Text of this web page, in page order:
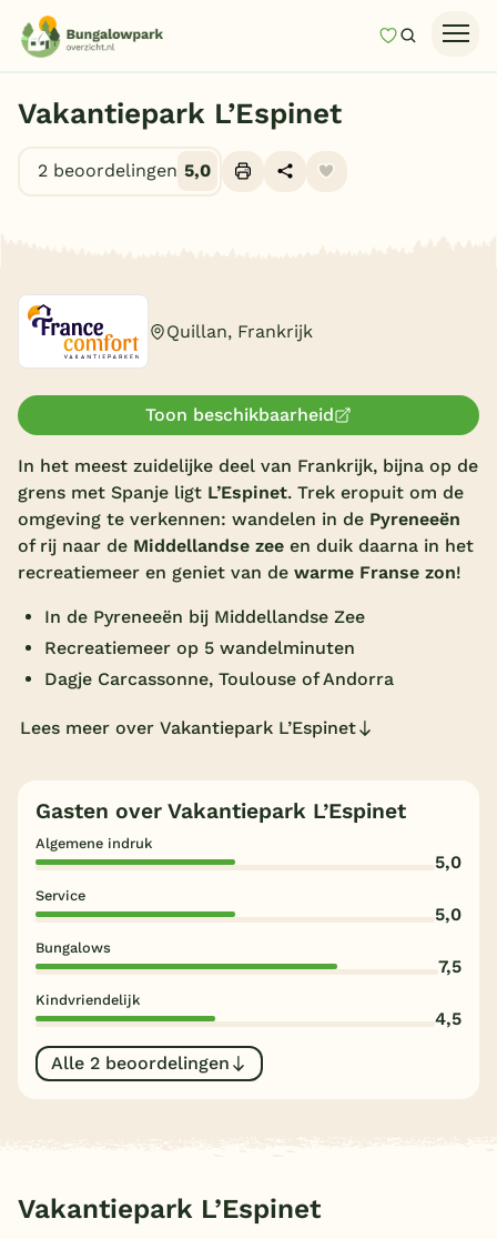
MijnZoeken
Last minutes
Top 12 aanbiedingen
Vakantiepark keuzehulp
Vakantieparken
Subtropisch zwembad
Overdekt zwembad
Wildwaterbaan
Indoor speeltuin
Alle populaire faciliteiten
Nederland
Veluwe
Texel
Blog
Vakantiepark L’Espinet
2 beoordelingen 5,0
Quillan, Frankrijk
Toon beschikbaarheid
In het meest zuidelijke deel van Frankrijk, bijna op de
grens met Spanje ligt L’Espinet. Trek eropuit om de
omgeving te verkennen: wandelen in de Pyreneeën
of rij naar de Middellandse zee en duik daarna in het
recreatiemeer en geniet van de warme Franse zon!
In de Pyreneeën bij Middellandse Zee
Recreatiemeer op 5 wandelminuten
Dagje Carcassonne, Toulouse of Andorra
Lees meer over Vakantiepark L’Espinet
Gasten over Vakantiepark L’Espinet
Algemene indruk
5,0
Service
5,0
Bungalows
7,5
Kindvriendelijk
4,5
Alle 2 beoordelingen
Vakantiepark L’Espinet